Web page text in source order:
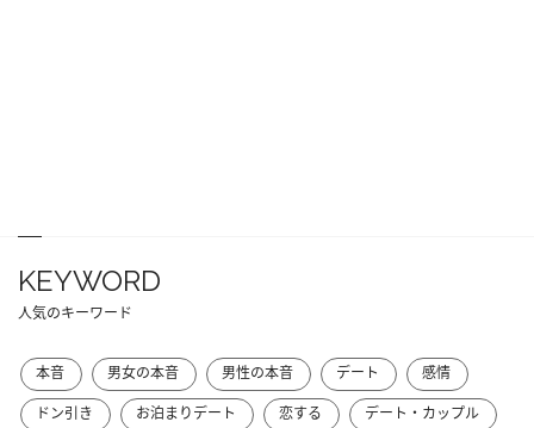
KEYWORD
人気のキーワード
本音 男女の本音 男性の本音 デート
感情
ドン引き
お泊まりデート 恋する デート・カップル